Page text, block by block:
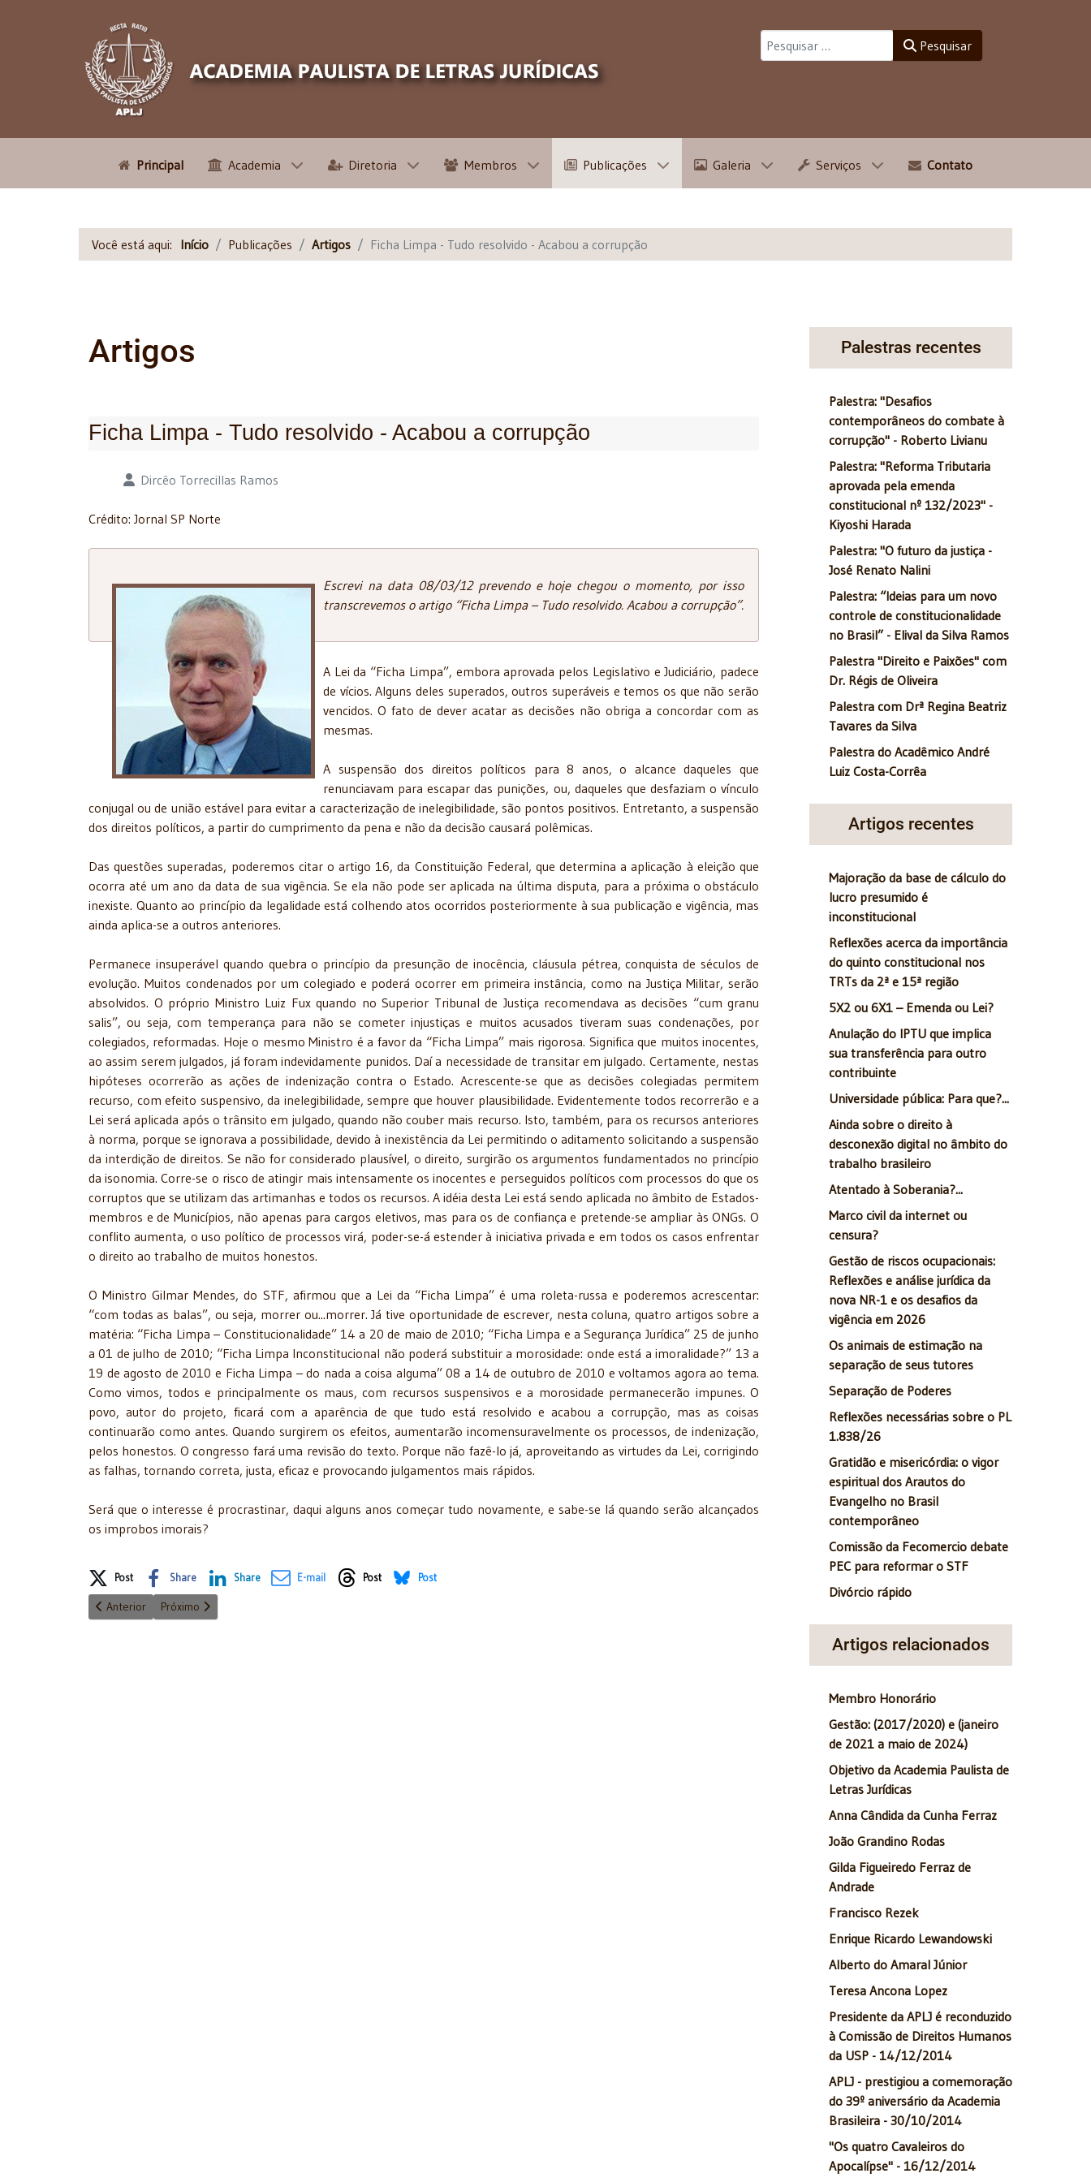
Pesquisar
Principal Academia Diretoria Membros Publicações Galeria Serviços Contato
Você está aqui: Início Publicações Artigos Ficha Limpa - Tudo resolvido - Acabou a corrupção
Artigos
Ficha Limpa - Tudo resolvido - Acabou a corrupção
Detalhes Dircêo Torrecillas Ramos
Crédito: Jornal SP Norte
Escrevi na data 08/03/12 prevendo e hoje chegou o momento, por isso
transcrevemos o artigo “Ficha Limpa – Tudo resolvido. Acabou a corrupção”.
A Lei da “Ficha Limpa”, embora aprovada pelos Legislativo e Judiciário, padece
de vícios. Alguns deles superados, outros superáveis e temos os que não serão
vencidos. O fato de dever acatar as decisões não obriga a concordar com as
mesmas.
A suspensão dos direitos políticos para 8 anos, o alcance daqueles que
renunciavam para escapar das punições, ou, daqueles que desfaziam o vínculo
conjugal ou de união estável para evitar a caracterização de inelegibilidade, são pontos positivos. Entretanto, a suspensão
dos direitos políticos, a partir do cumprimento da pena e não da decisão causará polêmicas.
Das questões superadas, poderemos citar o artigo 16, da Constituição Federal, que determina a aplicação à eleição que
ocorra até um ano da data de sua vigência. Se ela não pode ser aplicada na última disputa, para a próxima o obstáculo
inexiste. Quanto ao princípio da legalidade está colhendo atos ocorridos posteriormente à sua publicação e vigência, mas
ainda aplica-se a outros anteriores.
Permanece insuperável quando quebra o princípio da presunção de inocência, cláusula pétrea, conquista de séculos de
evolução. Muitos condenados por um colegiado e poderá ocorrer em primeira instância, como na Justiça Militar, serão
absolvidos. O próprio Ministro Luiz Fux quando no Superior Tribunal de Justiça recomendava as decisões “cum granu
salis”, ou seja, com temperança para não se cometer injustiças e muitos acusados tiveram suas condenações, por
colegiados, reformadas. Hoje o mesmo Ministro é a favor da “Ficha Limpa” mais rigorosa. Significa que muitos inocentes,
ao assim serem julgados, já foram indevidamente punidos. Daí a necessidade de transitar em julgado. Certamente, nestas
hipóteses ocorrerão as ações de indenização contra o Estado. Acrescente-se que as decisões colegiadas permitem
recurso, com efeito suspensivo, da inelegibilidade, sempre que houver plausibilidade. Evidentemente todos recorrerão e a
Lei será aplicada após o trânsito em julgado, quando não couber mais recurso. Isto, também, para os recursos anteriores
à norma, porque se ignorava a possibilidade, devido à inexistência da Lei permitindo o aditamento solicitando a suspensão
da interdição de direitos. Se não for considerado plausível, o direito, surgirão os argumentos fundamentados no princípio
da isonomia. Corre-se o risco de atingir mais intensamente os inocentes e perseguidos políticos com processos do que os
corruptos que se utilizam das artimanhas e todos os recursos. A idéia desta Lei está sendo aplicada no âmbito de Estados-
membros e de Municípios, não apenas para cargos eletivos, mas para os de confiança e pretende-se ampliar às ONGs. O
conflito aumenta, o uso político de processos virá, poder-se-á estender à iniciativa privada e em todos os casos enfrentar
o direito ao trabalho de muitos honestos.
O Ministro Gilmar Mendes, do STF, afirmou que a Lei da “Ficha Limpa” é uma roleta-russa e poderemos acrescentar:
“com todas as balas”, ou seja, morrer ou...morrer. Já tive oportunidade de escrever, nesta coluna, quatro artigos sobre a
matéria: “Ficha Limpa – Constitucionalidade” 14 a 20 de maio de 2010; “Ficha Limpa e a Segurança Jurídica” 25 de junho
a 01 de julho de 2010; “Ficha Limpa Inconstitucional não poderá substituir a morosidade: onde está a imoralidade?” 13 a
19 de agosto de 2010 e Ficha Limpa – do nada a coisa alguma” 08 a 14 de outubro de 2010 e voltamos agora ao tema.
Como vimos, todos e principalmente os maus, com recursos suspensivos e a morosidade permanecerão impunes. O
povo, autor do projeto, ficará com a aparência de que tudo está resolvido e acabou a corrupção, mas as coisas
continuarão como antes. Quando surgirem os efeitos, aumentarão incomensuravelmente os processos, de indenização,
pelos honestos. O congresso fará uma revisão do texto. Porque não fazê-lo já, aproveitando as virtudes da Lei, corrigindo
as falhas, tornando correta, justa, eficaz e provocando julgamentos mais rápidos.
Será que o interesse é procrastinar, daqui alguns anos começar tudo novamente, e sabe-se lá quando serão alcançados
os improbos imorais?
Share on Social Media
Post Share Share E-mail Post Post
Artigo anterior: COMPETÊNCIAS MILITARES - HOMICÍDIO DOLOSO MILITAR CONTRA CIVIL LEI 13.491/17 – CONSTITUCIONALIDADE (Parte 1 de 2)
Anterior Próximo artigo: É tempo de ousar
Próximo
Palestras recentes
Palestra: "Desafios
contemporâneos do combate à
corrupção" - Roberto Livianu
Palestra: "Reforma Tributaria
aprovada pela emenda
constitucional nº 132/2023" -
Kiyoshi Harada
Palestra: "O futuro da justiça -
José Renato Nalini
Palestra: “Ideias para um novo
controle de constitucionalidade
no Brasil” - Elival da Silva Ramos
Palestra "Direito e Paixões" com
Dr. Régis de Oliveira
Palestra com Drª Regina Beatriz
Tavares da Silva
Palestra do Acadêmico André
Luiz Costa-Corrêa
Artigos recentes
Majoração da base de cálculo do
lucro presumido é
inconstitucional
Reflexões acerca da importância
do quinto constitucional nos
TRTs da 2ª e 15ª região
5X2 ou 6X1 – Emenda ou Lei?
Anulação do IPTU que implica
sua transferência para outro
contribuinte
Universidade pública: Para que?...
Ainda sobre o direito à
desconexão digital no âmbito do
trabalho brasileiro
Atentado à Soberania?...
Marco civil da internet ou
censura?
Gestão de riscos ocupacionais:
Reflexões e análise jurídica da
nova NR-1 e os desafios da
vigência em 2026
Os animais de estimação na
separação de seus tutores
Separação de Poderes
Reflexões necessárias sobre o PL
1.838/26
Gratidão e misericórdia: o vigor
espiritual dos Arautos do
Evangelho no Brasil
contemporâneo
Comissão da Fecomercio debate
PEC para reformar o STF
Divórcio rápido
Artigos relacionados
Membro Honorário
Gestão: (2017/2020) e (janeiro
de 2021 a maio de 2024)
Objetivo da Academia Paulista de
Letras Jurídicas
Anna Cândida da Cunha Ferraz
João Grandino Rodas
Gilda Figueiredo Ferraz de
Andrade
Francisco Rezek
Enrique Ricardo Lewandowski
Alberto do Amaral Júnior
Teresa Ancona Lopez
Presidente da APLJ é reconduzido
à Comissão de Direitos Humanos
da USP - 14/12/2014
APLJ - prestigiou a comemoração
do 39º aniversário da Academia
Brasileira - 30/10/2014
"Os quatro Cavaleiros do
Apocalípse" - 16/12/2014